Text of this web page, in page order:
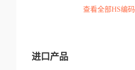
查看全部HS编码
进口产品